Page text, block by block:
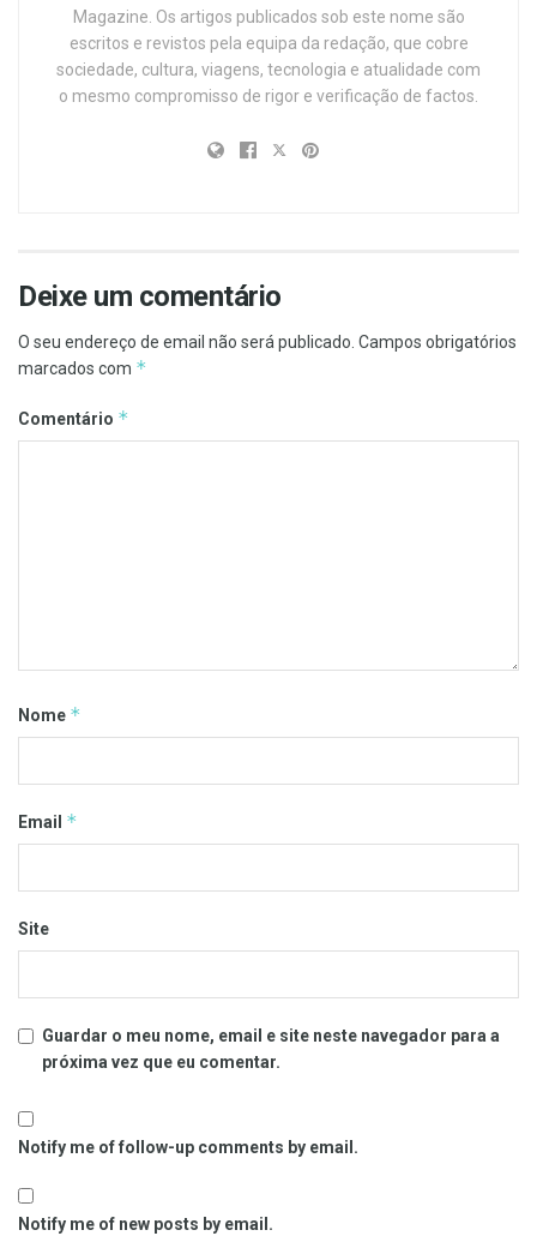
Magazine. Os artigos publicados sob este nome são
escritos e revistos pela equipa da redação, que cobre
sociedade, cultura, viagens, tecnologia e atualidade com
o mesmo compromisso de rigor e verificação de factos.
Deixe um comentário
O seu endereço de email não será publicado. Campos obrigatórios
marcados com *
Comentário *
Nome *
Email *
Site
Guardar o meu nome, email e site neste navegador para a
próxima vez que eu comentar.
Notify me of follow-up comments by email.
Notify me of new posts by email.